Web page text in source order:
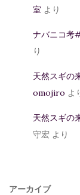
室 より
ナバニコ考
り
天然スギの
omojiro よ
天然スギの
守宏 より
アーカイブ